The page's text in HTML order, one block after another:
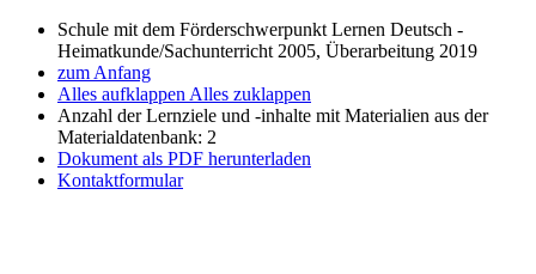
Schule mit dem Förderschwerpunkt Lernen Deutsch -
Heimatkunde/Sachunterricht 2005, Überarbeitung 2019
zum Anfang
Alles aufklappen Alles zuklappen
Anzahl der Lernziele und -inhalte mit Materialien aus der
Materialdatenbank: 2
Dokument als PDF herunterladen
Kontaktformular